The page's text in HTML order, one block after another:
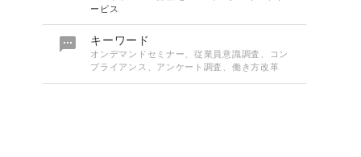
ービス
 キーワード
オンデマンドセミナー、従業員意識調査、コン
プライアンス、アンケート調査、働き方改革